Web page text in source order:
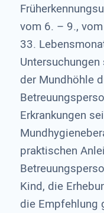
vom 6. – 9.,
33.
der Mundhöhle
Erkrankungen
praktischen
Kind, die
die Empfehlung